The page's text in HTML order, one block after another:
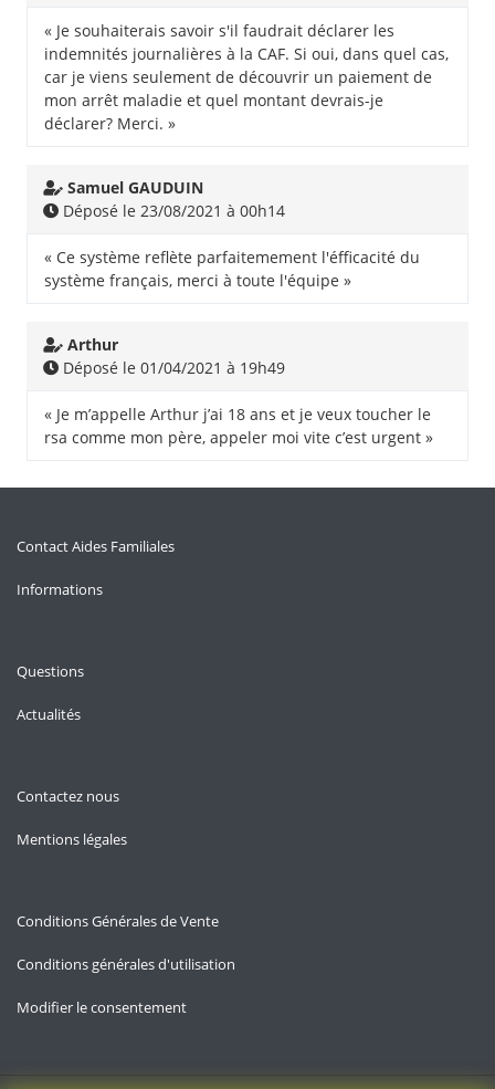
« Je souhaiterais savoir s'il faudrait déclarer les
indemnités journalières à la CAF. Si oui, dans quel cas,
car je viens seulement de découvrir un paiement de
mon arrêt maladie et quel montant devrais-je
déclarer? Merci. »
Samuel GAUDUIN
Déposé le 23/08/2021 à 00h14
« Ce système reflète parfaitemement l'éfficacité du
système français, merci à toute l'équipe »
Arthur
Déposé le 01/04/2021 à 19h49
« Je m’appelle Arthur j’ai 18 ans et je veux toucher le
rsa comme mon père, appeler moi vite c’est urgent »
Contact Aides Familiales
Informations
Questions
Actualités
Contactez nous
Mentions légales
Conditions Générales de Vente
Conditions générales d'utilisation
Modifier le consentement